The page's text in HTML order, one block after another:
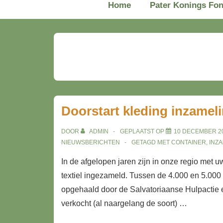
Home Pater Konings
Doorstart kleding
DOOR ADMIN GEPLAATST OP 10 DECEMBER
NIEUWSBERICHTEN
GETAGD MET CONTAINER,
In de afgelopen jaren zijn in onze regio met
textiel ingezameld. Tussen de 4.000 en
opgehaald door de Salvatoriaanse Hulpactie
verkocht (al naargelang de soort) …